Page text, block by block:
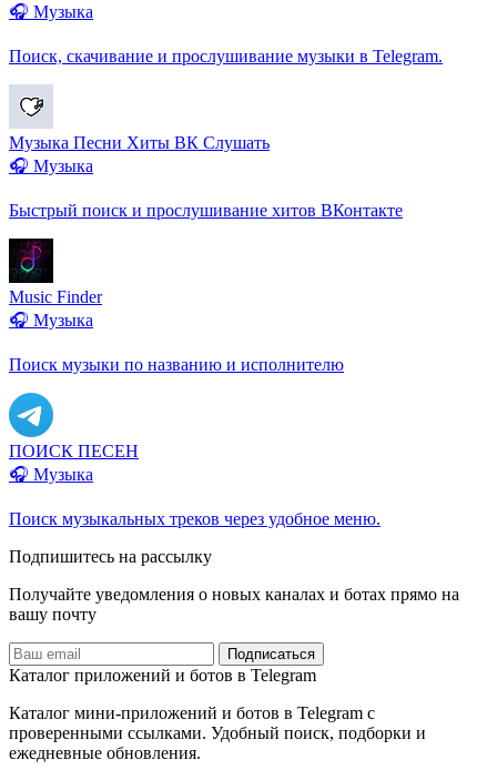
🎧 Музыка
Поиск, скачивание и прослушивание музыки в Telegram.
Музыка Песни Хиты ВК Слушать
🎧 Музыка
Быстрый поиск и прослушивание хитов ВКонтакте
Music Finder
🎧 Музыка
Поиск музыки по названию и исполнителю
ПОИСК ПЕСЕН
🎧 Музыка
Поиск музыкальных треков через удобное меню.
Подпишитесь на рассылку
Получайте уведомления о новых каналах и ботаx прямо на
вашу почту
Подписаться
Каталог приложений и ботов в Telegram
Каталог мини-приложений и ботов в Telegram с
проверенными ссылками. Удобный поиск, подборки и
ежедневные обновления.